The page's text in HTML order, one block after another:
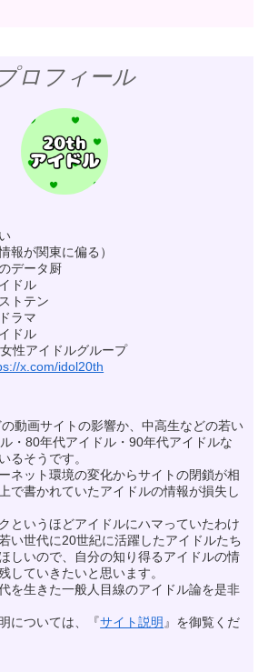
プロフィール
報が関東に偏る）
データ厨
ドル
トテン
ラマ
ドル
性アイドルグループ
x.com/idol20th
動画サイトの影響か、中高生などの若い
・80年代アイドル・90年代アイドルな
るそうです。
ネット環境の変化からサイトの閉鎖が相
で書かれていたアイドルの情報が損失し
というほどアイドルにハマっていたわけ
い世代に20世紀に活躍したアイドルたち
しいので、自分の知り得るアイドルの情
していきたいと思います。
を生きた一般人目線のアイドル論を是非
については、『サイト説明 』を御覧くだ